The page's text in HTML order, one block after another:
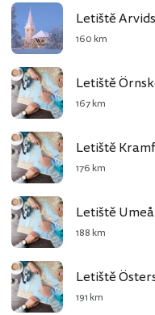
Letiště
160 km
Letiště
167 km
Letiště
176 km
Letiště Umeå
188 km
Letiště
191 km